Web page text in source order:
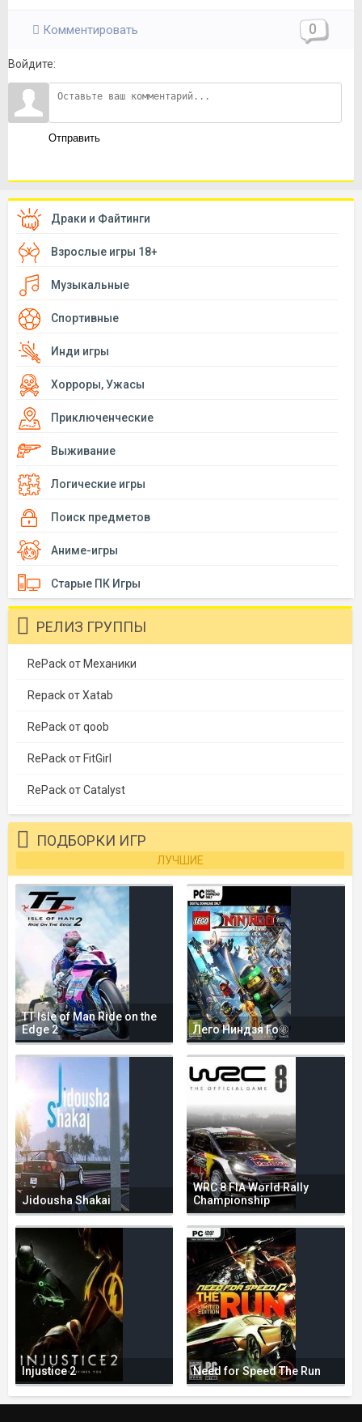
Комментировать 0
Войдите:
Отправить
Драки и Файтинги
Взрослые игры 18+
Музыкальные
Спортивные
Инди игры
Хорроры, Ужасы
Приключенческие
Выживание
Логические игры
Поиск предметов
Аниме-игры
Старые ПК Игры
РЕЛИЗ ГРУППЫ
RePack от Механики
Repack от Xatab
RePack от qoob
RePack от FitGirl
RePack от Catalyst
ПОДБОРКИ ИГР
ЛУЧШИЕ
TT Isle of Man Ride on the
Edge 2
Лего Ниндзя Го
Jidousha Shakai
WRC 8 FIA World Rally
Championship
Injustice 2 Need for Speed The Run